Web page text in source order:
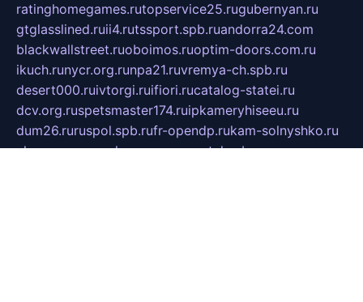
ratinghomegames.rutopservice25.rugubernyan.ru
gtglasslined.ruii4.rutssport.spb.ruandorra24.com
blackwallstreet.ruoboimos.ruoptim-doors.com.ru
ikuch.runycr.org.runpa21.ruvremya-ch.spb.ru
desert000.ruivtorgi.ruifiori.rucatalog-statei.ru
dcv.org.ruspetsmaster174.ruipkameryhiseeu.ru
dum26.ruruspol.spb.rufr-opendp.rukam-solnyshko.ru
cheyenne-arapaho.rusevzapmetal.spb.ru